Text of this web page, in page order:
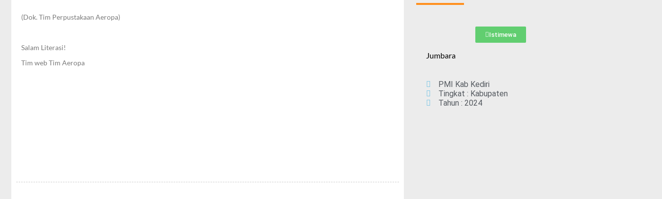
(Dok. Tim Perpustakaan Aeropa)
Salam Literasi!
Tim web Tim Aeropa
Istimewa
Jumbara
PMI Kab Kediri
Tingkat : Kabupaten
Tahun : 2024